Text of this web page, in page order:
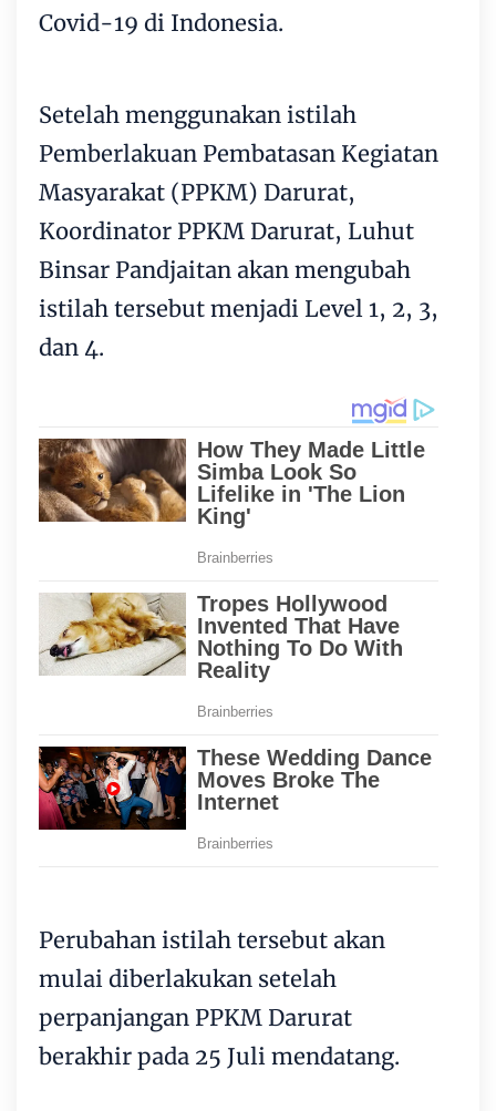
Covid-19 di Indonesia.
Setelah menggunakan istilah
Pemberlakuan Pembatasan Kegiatan
Masyarakat (PPKM) Darurat,
Koordinator PPKM Darurat, Luhut
Binsar Pandjaitan akan mengubah
istilah tersebut menjadi Level 1, 2, 3,
dan 4.
Perubahan istilah tersebut akan
mulai diberlakukan setelah
perpanjangan PPKM Darurat
berakhir pada 25 Juli mendatang.